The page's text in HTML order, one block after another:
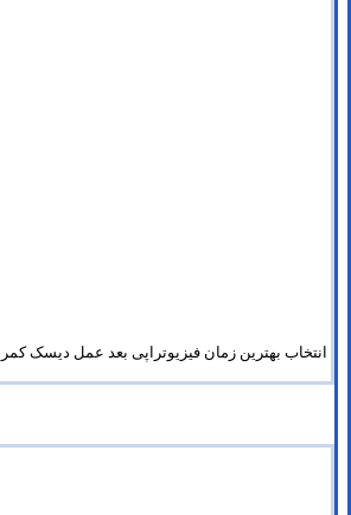
انتخاب بهترین زمان فیزیوتراپی بعد عمل دیسک